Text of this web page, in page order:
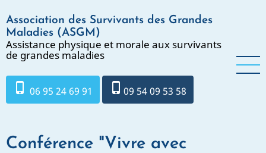
au
contenu
principal
Association des Survivants des Grandes
Maladies (ASGM)
Assistance physique et morale aux survivants
de grandes maladies
phone_iphone 06 95 24 69 91 phone_iphone 09 54 09 53 58
Conférence "Vivre avec